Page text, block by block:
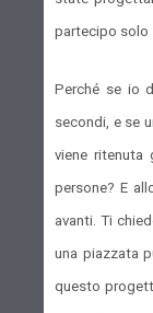
partecipo solo
Perché se io
secondi, e se
viene ritenuta
persone? E
avanti. Ti
una piazzata
questo